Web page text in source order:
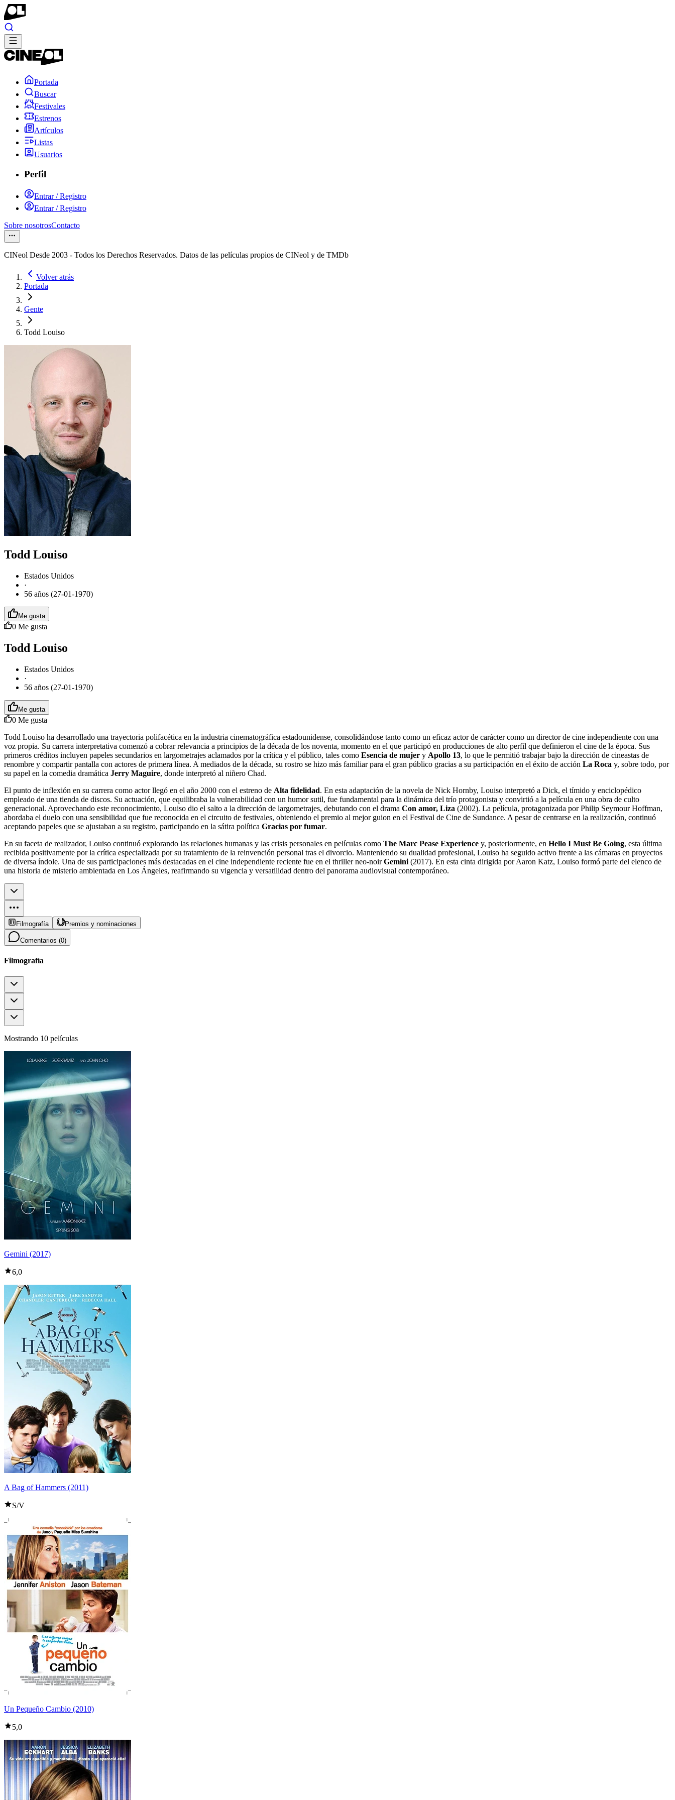
Portada
Buscar
Festivales
Estrenos
Artículos
Listas
Usuarios
Perfil
Entrar / Registro
Entrar / Registro
Sobre nosotrosContacto
CINeol Desde 2003 - Todos los Derechos Reservados. Datos de las películas propios de CINeol y de TMDb
Volver atrás
Portada
Gente
Todd Louiso
Todd Louiso
Estados Unidos
·
56 años (27-01-1970)
Me gusta
0 Me gusta
Todd Louiso
Estados Unidos
·
56 años (27-01-1970)
Me gusta
0 Me gusta
Todd Louiso ha desarrollado una trayectoria polifacética en la industria cinematográfica estadounidense, consolidándose tanto como un eficaz actor de carácter como un director de cine independiente con una
voz propia. Su carrera interpretativa comenzó a cobrar relevancia a principios de la década de los noventa, momento en el que participó en producciones de alto perfil que definieron el cine de la época. Sus
primeros créditos incluyen papeles secundarios en largometrajes aclamados por la crítica y el público, tales como Esencia de mujer y Apollo 13, lo que le permitió trabajar bajo la dirección de cineastas de
renombre y compartir pantalla con actores de primera línea. A mediados de la década, su rostro se hizo más familiar para el gran público gracias a su participación en el éxito de acción La Roca y, sobre todo, por
su papel en la comedia dramática Jerry Maguire, donde interpretó al niñero Chad.
El punto de inflexión en su carrera como actor llegó en el año 2000 con el estreno de Alta fidelidad. En esta adaptación de la novela de Nick Hornby, Louiso interpretó a Dick, el tímido y enciclopédico
empleado de una tienda de discos. Su actuación, que equilibraba la vulnerabilidad con un humor sutil, fue fundamental para la dinámica del trío protagonista y convirtió a la película en una obra de culto
generacional. Aprovechando este reconocimiento, Louiso dio el salto a la dirección de largometrajes, debutando con el drama Con amor, Liza (2002). La película, protagonizada por Philip Seymour Hoffman,
abordaba el duelo con una sensibilidad que fue reconocida en el circuito de festivales, obteniendo el premio al mejor guion en el Festival de Cine de Sundance. A pesar de centrarse en la realización, continuó
aceptando papeles que se ajustaban a su registro, participando en la sátira política Gracias por fumar.
En su faceta de realizador, Louiso continuó explorando las relaciones humanas y las crisis personales en películas como The Marc Pease Experience y, posteriormente, en Hello I Must Be Going, esta última
recibida positivamente por la crítica especializada por su tratamiento de la reinvención personal tras el divorcio. Manteniendo su dualidad profesional, Louiso ha seguido activo frente a las cámaras en proyectos
de diversa índole. Una de sus participaciones más destacadas en el cine independiente reciente fue en el thriller neo-noirGemini (2017). En esta cinta dirigida por Aaron Katz, Louiso formó parte del elenco de
una historia de misterio ambientada en Los Ángeles, reafirmando su vigencia y versatilidad dentro del panorama audiovisual contemporáneo.
Filmografía Premios y nominaciones
Comentarios (0)
Filmografía
Mostrando 10 películas
Gemini (2017)
6,0
A Bag of Hammers (2011)
S/V
Un Pequeño Cambio (2010)
5,0